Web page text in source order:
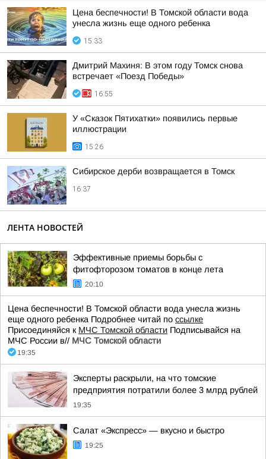
Цена беспечности! В Томской области вода
унесла жизнь еще одного ребенка
15:33
Дмитрий Махиня: В этом году Томск снова
встречает «Поезд Победы»
16:55
У «Сказок Пятихатки» появились первые
иллюстрации
15:26
Сибирское дерби возвращается в Томск
16:37
ЛЕНТА НОВОСТЕЙ
Эффективные приемы борьбы с
фитофторозом томатов в конце лета
20:10
Цена беспечности! В Томской области вода унесла жизнь
еще одного ребенка Подробнее читай по ссылке
Присоединяйся к МЧС Томской области Подписывайся на
МЧС России в// МЧС Томской области
19:35
Эксперты раскрыли, на что томские
предприятия потратили более 3 млрд рублей
19:35
Салат «Экспресс» — вкусно и быстро
19:25